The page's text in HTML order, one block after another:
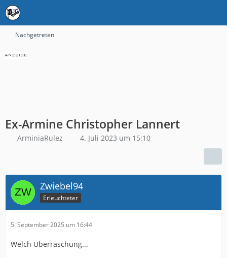
Nachgetreten
Ex-Armine Christopher Lannert
ArminiaRulez 4. Juli 2023 um 15:10
Zwiebel94
Erleuchteter
5. September 2025 um 16:44
Welch Überraschung...